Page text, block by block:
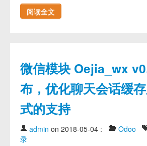
阅读全文
微信模块 Oejia_wx
布，优化聊天会话缓
式的支持
admin on 2018-05-04 : Odoo
录